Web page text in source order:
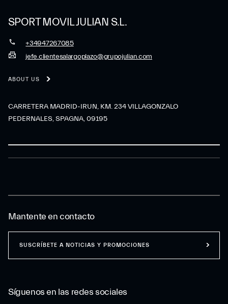
SPORT MOVIL JULIAN S.L.
+34947267085
jefe.clientesalargoplazo@grupojulian.com
ABOUT US
CARRETERA MADRID-IRUN, KM. 234 VILLAGONZALO
PEDERNALES, SPAGNA, 09195
Síguenos en las redes sociales
Mantente en contacto
SUSCRÍBETE A NOTICIAS Y PROMOCIONES